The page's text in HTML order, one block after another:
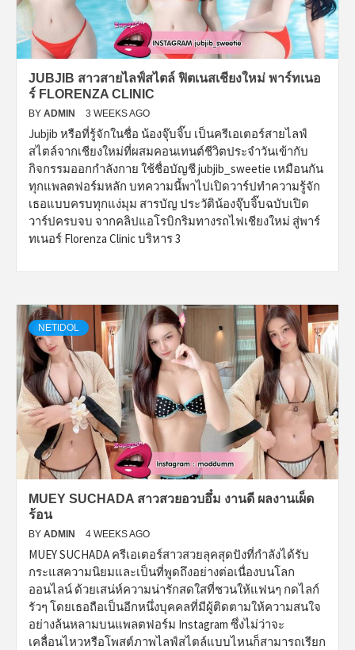
JUBJIB สาวสายไลฟ์สไตล์ ฟิตเนสเชียงใหม่ พาร์ทเนอ
ร์ FLORENZA CLINIC
BY ADMIN 3 WEEKS AGO
Jubjib หรือที่รู้จักในชื่อ น้องจุ๊บจิ๊บ เป็นครีเอเตอร์สายไลฟ์
สไตล์จากเชียงใหม่ที่ผสมคอนเทนต์ชีวิตประจำวันเข้ากับ
กิจกรรมออกกำลังกาย ใช้ชื่อบัญชี jubjib_sweetie เหมือนกัน
ทุกแพลตฟอร์มหลัก บทความนี้พาไปเปิดวาร์ปทำความรู้จัก
เธอแบบครบทุกแง่มุม สารบัญ ประวัติน้องจุ๊บจิ๊บฉบับเปิด
วาร์ปครบจบ จากคลิปแอโรบิกริมทางรถไฟเชียงใหม่ สู่พาร์
ทเนอร์ Florenza Clinic บริหาร 3
NETIDOL
MUEY SUCHADA สาวสวยอวบอึ๋ม งานดี ผลงานเผ็ด
ร้อน
BY ADMIN 4 WEEKS AGO
MUEY SUCHADA ครีเอเตอร์สาวสวยลุคสุดปังที่กำลังได้รับ
กระแสความนิยมและเป็นที่พูดถึงอย่างต่อเนื่องบนโลก
ออนไลน์ ด้วยเสน่ห์ความน่ารักสดใสที่ชวนให้แฟนๆ กดไลก์
รัวๆ โดยเธอถือเป็นอีกหนึ่งบุคคลที่มีผู้ติดตามให้ความสนใจ
อย่างล้นหลามบนแพลตฟอร์ม Instagram ซึ่งไม่ว่าจะ
เคลื่อนไหวหรือโพสต์ภาพไลฟ์สไตล์แบบไหนก็สามารถเรียก